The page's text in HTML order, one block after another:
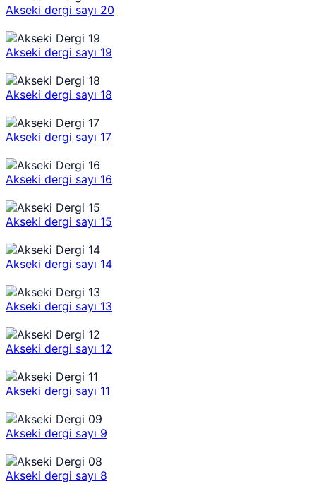
Akseki dergi sayı 20
Akseki dergi sayı 19
Akseki dergi sayı 18
Akseki dergi sayı 17
Akseki dergi sayı 16
Akseki dergi sayı 15
Akseki dergi sayı 14
Akseki dergi sayı 13
Akseki dergi sayı 12
Akseki dergi sayı 11
Akseki dergi sayı 9
Akseki dergi sayı 8